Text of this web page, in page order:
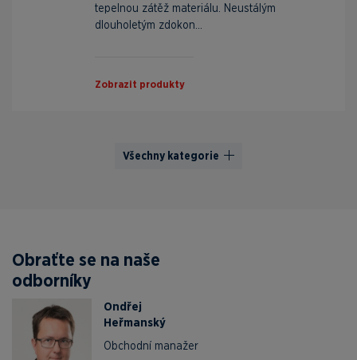
tepelnou zátěž materiálu. Neustálým
dlouholetým zdokon...
Zobrazit produkty
Všechny kategorie
Obraťte se na naše
odborníky
Ondřej
Heřmanský
Obchodní manažer